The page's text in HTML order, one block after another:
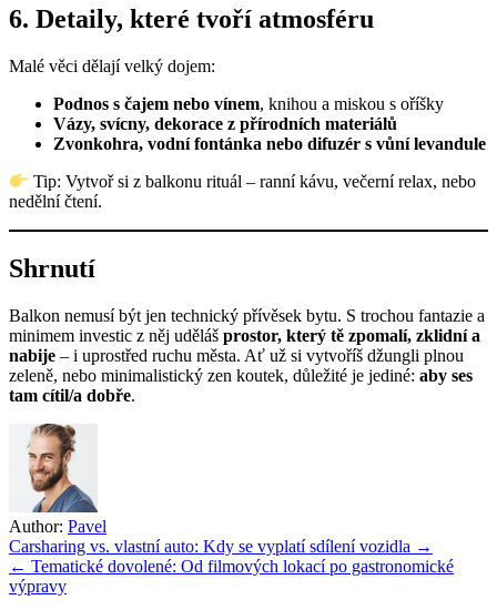
6. Detaily, které tvoří atmosféru
Malé věci dělají velký dojem:
Podnos s čajem nebo vínem, knihou a miskou s oříšky
Vázy, svícny, dekorace z přírodních materiálů
Zvonkohra, vodní fontánka nebo difuzér s vůní levandule
Tip: Vytvoř si z balkonu rituál – ranní kávu, večerní relax, nebo
nedělní čtení.
Shrnutí
Balkon nemusí být jen technický přívěsek bytu. S trochou fantazie a
minimem investic z něj uděláš prostor, který tě zpomalí, zklidní a
nabije – i uprostřed ruchu města. Ať už si vytvoříš džungli plnou
zeleně, nebo minimalistický zen koutek, důležité je jediné: aby ses
tam cítil/a dobře.
Author: Pavel
Navigace
pro
Carsharing vs. vlastní auto: Kdy se vyplatí sdílení vozidla →
← Tematické dovolené: Od filmových lokací po gastronomické
výpravy